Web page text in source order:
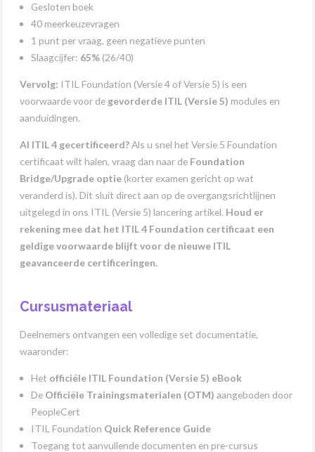
Gesloten boek
40 meerkeuzevragen
1 punt per vraag, geen negatieve punten
Slaagcijfer: 65% (26/40)
Vervolg: ITIL Foundation (Versie 4 of Versie 5) is een
voorwaarde voor de gevorderde ITIL (Versie 5) modules en
aanduidingen.
Al ITIL 4 gecertificeerd?Als u snel het Versie 5 Foundation
certificaat wilt halen, vraag dan naar de Foundation
Bridge/Upgrade optie (korter examen gericht op wat
veranderd is). Dit sluit direct aan op de overgangsrichtlijnen
uitgelegd in ons ITIL (Versie 5) lancering artikel. Houd er
rekening mee dat het ITIL 4 Foundation certificaat een
geldige voorwaarde blijft voor de nieuwe ITIL
geavanceerde certificeringen.
Cursusmateriaal
Deelnemers ontvangen een volledige set documentatie,
waaronder:
Het officiële ITIL Foundation (Versie 5) eBook
De Officiële Trainingsmaterialen (OTM) aangeboden door
PeopleCert
ITIL Foundation Quick Reference Guide
Toegang tot aanvullende documenten en pre-cursus